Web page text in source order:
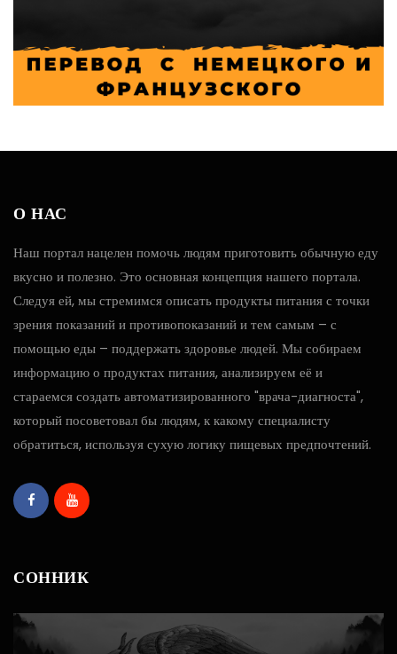
О НАС
Наш портал нацелен помочь людям приготовить обычную еду
вкусно и полезно. Это основная концепция нашего портала.
Следуя ей, мы стремимся описать продукты питания с точки
зрения показаний и противопоказаний и тем самым – с
помощью еды – поддержать здоровье людей. Мы собираем
информацию о продуктах питания, анализируем её и
стараемся создать автоматизированного "врача-диагноста",
который посоветовал бы людям, к какому специалисту
обратиться, используя сухую логику пищевых предпочтений.
СОННИК